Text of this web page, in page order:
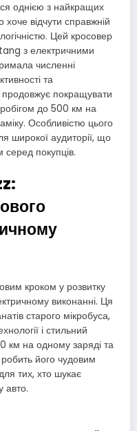
однією з найкращих
відчути справжній
Цей кросовер
з електричними
численні
та
продовжує покращувати
до 500 км на
Особливістю цього
широкої аудиторії, що
покупців.
кроком у розвитку
виконанні. Ця
старого мікробуса,
і стильний
км на одному заряді та
його чудовим
тих, хто шукає
авто.